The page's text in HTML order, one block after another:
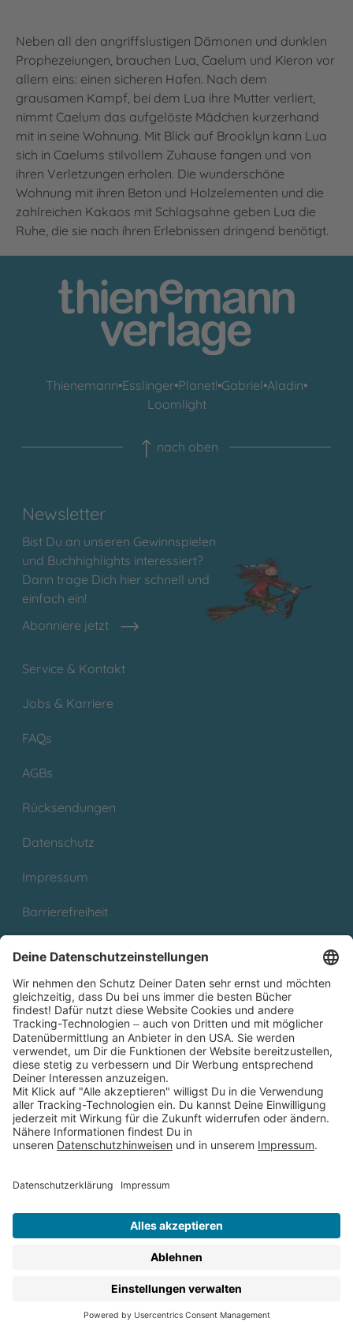
Neben all den angriffslustigen Dämonen und dunklen
Prophezeiungen, brauchen Lua, Caelum und Kieron vor
allem eins: einen sicheren Hafen. Nach dem
grausamen Kampf, bei dem Lua ihre Mutter verliert,
nimmt Caelum das aufgelöste Mädchen kurzerhand
mit in seine Wohnung. Mit Blick auf Brooklyn kann Lua
sich in Caelums stilvollem Zuhause fangen und von
ihren Verletzungen erholen. Die wunderschöne
Wohnung mit ihren Beton und Holzelementen und die
zahlreichen Kakaos mit Schlagsahne geben Lua die
Ruhe, die sie nach ihren Erlebnissen dringend benötigt.
Thienemann•Esslinger•Planet!•Gabriel•Aladin•
Loomlight
nach oben
Newsletter
Bist Du an unseren Gewinnspielen
und Buchhighlights interessiert?
Dann trage Dich hier schnell und
einfach ein!
Abonniere jetzt
Service & Kontakt
Jobs & Karriere
FAQs
AGBs
Rücksendungen
Datenschutz
Impressum
Barrierefreiheit
Partnerprogramm (Affiliate)
Folge uns auf
* Versandkostenfrei ab 9,00 € Bestellwert innerhalb
Deutschlands
** Lieferzeit 1-3 Werktage innerhalb Deutschlands
Thienemann-Esslinger Verlag GmbH, Blumenstraße 36, D-70182